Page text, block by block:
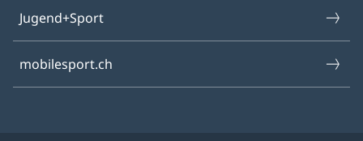
Jugend+Sport
mobilesport.ch